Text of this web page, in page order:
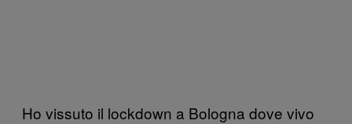
Ho vissuto il lockdown a Bologna dove vivo